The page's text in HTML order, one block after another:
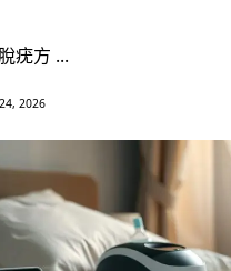
疣方 ...
2026